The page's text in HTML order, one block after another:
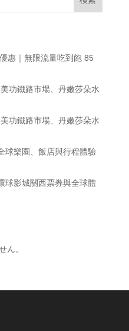
惠｜無限流量吃到飽 85
功鐵路市場、丹嫩莎朵水
功鐵路市場、丹嫩莎朵水
球樂園、飯店與行程體驗
球影城關西票券與全球體
ん。